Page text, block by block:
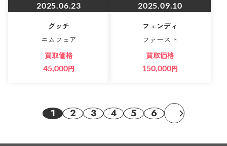
2025.06.23
グッチ
ニムフェア
買取価格
45,000円
2025.09.10
フェンディ
ファースト
買取価格
150,000円
1 2 3 4 5 6